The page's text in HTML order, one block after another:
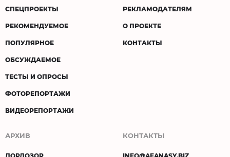
СПЕЦПРОЕКТЫ
РЕКОМЕНДУЕМОЕ
ПОПУЛЯРНОЕ
ОБСУЖДАЕМОЕ
ТЕСТЫ И ОПРОСЫ
ФОТОРЕПОРТАЖИ
ВИДЕОРЕПОРТАЖИ
РЕКЛАМОДАТЕЛЯМ
О ПРОЕКТЕ
КОНТАКТЫ
АРХИВ КОНТАКТЫ